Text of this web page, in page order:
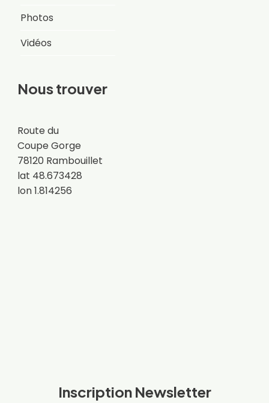
Photos
Vidéos
Nous trouver
Route du
Coupe Gorge
78120 Rambouillet
lat 48.673428
lon 1.814256
Inscription Newsletter